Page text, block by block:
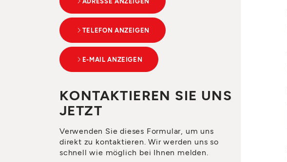
TELEFON ANZEIGEN
E-MAIL ANZEIGEN
KONTAKTIEREN SIE UNS
JETZT
Verwenden Sie dieses Formular, um uns
direkt zu kontaktieren. Wir werden uns so
schnell wie möglich bei Ihnen melden.